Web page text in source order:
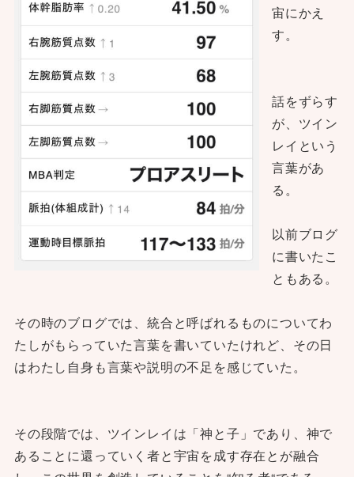
宙にかえ
す。
話をずらす
が、ツイン
レイという
言葉があ
る。
以前ブログ
に書いたこ
ともある。
その時のブログでは、統合と呼ばれるものについてわ
たしがもらっていた言葉を書いていたけれど、その日
はわたし自身も言葉や説明の不足を感じていた。
その段階では、ツインレイは「神と子」であり、神で
あることに還っていく者と宇宙を成す存在とが融合